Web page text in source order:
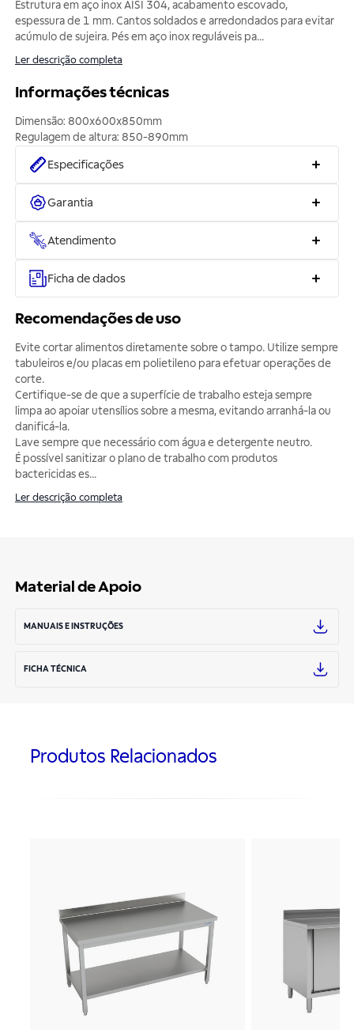
Estrutura em aço inox AISI 304, acabamento escovado,
espessura de 1 mm. Cantos soldados e arredondados para evitar
acúmulo de sujeira. Pés em aço inox reguláveis pa...
Ler descrição completa
Informações técnicas
Dimensão: 800x600x850mm
Regulagem de altura: 850-890mm
Especificações
Garantia
Atendimento
Ficha de dados
Recomendações de uso
Evite cortar alimentos diretamente sobre o tampo. Utilize sempre
tabuleiros e/ou placas em polietileno para efetuar operações de
corte.
Certifique-se de que a superfície de trabalho esteja sempre
limpa ao apoiar utensílios sobre a mesma, evitando arranhá-la ou
danificá-la.
Lave sempre que necessário com água e detergente neutro.
É possível sanitizar o plano de trabalho com produtos
bactericidas es...
Ler descrição completa
Material de Apoio
MANUAIS E INSTRUÇÕES
FICHA TÉCNICA
Produtos Relacionados